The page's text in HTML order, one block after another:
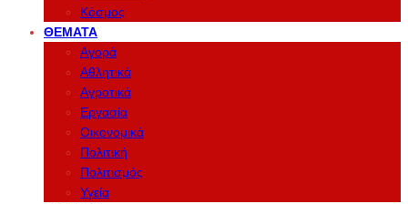
Κόσμος
ΘΈΜΑΤΑ
Αγορά
Αθλητικά
Αγροτικά
Εργασία
Οικονομικά
Πολιτική
Πολιτισμός
Υγεία